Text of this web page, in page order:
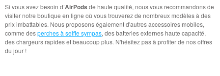
Si vous avez besoin d’AirPods de haute qualité, nous vous recommandons de
visiter notre boutique en ligne où vous trouverez de nombreux modèles à des
prix imbattables. Nous proposons également d'autres accessoires mobiles,
comme desperches à selfie sympas, des batteries externes haute capacité,
des chargeurs rapides et beaucoup plus. N'hésitez pas à profiter de nos offres
du jour !